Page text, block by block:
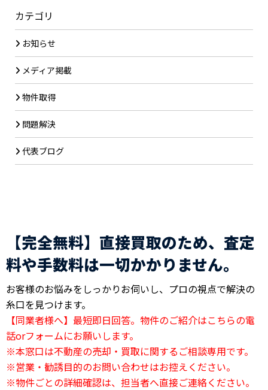
カテゴリ
お知らせ
メディア掲載
物件取得
問題解決
代表ブログ
【完全無料】直接買取のため、査定
料や手数料は一切かかりません。
お客様のお悩みをしっかりお伺いし、プロの視点で解決の
糸口を見つけます。
【同業者様へ】最短即日回答。物件のご紹介はこちらの電
話orフォームにお願いします。
※本窓口は不動産の売却・買取に関するご相談専用です。
※営業・勧誘目的のお問い合わせはお控えください。
※物件ごとの詳細確認は、担当者へ直接ご連絡ください。